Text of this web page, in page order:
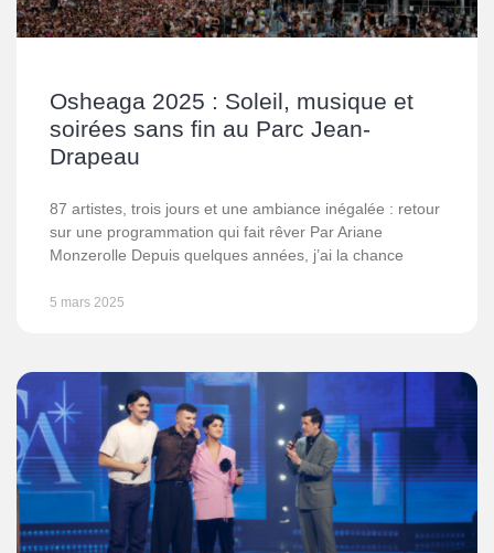
Osheaga 2025 : Soleil, musique et
soirées sans fin au Parc Jean-
Drapeau
87 artistes, trois jours et une ambiance inégalée : retour
sur une programmation qui fait rêver Par Ariane
Monzerolle Depuis quelques années, j’ai la chance
5 mars 2025